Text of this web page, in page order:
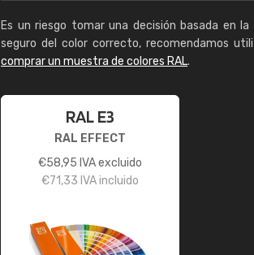
Es un riesgo tomar una decisión basada en
seguro del color correcto, recomendamos
comprar un muestra de colores RAL.
RAL E3
RAL EFFECT
€58,95 IVA excluido
€71,33 IVA incluido